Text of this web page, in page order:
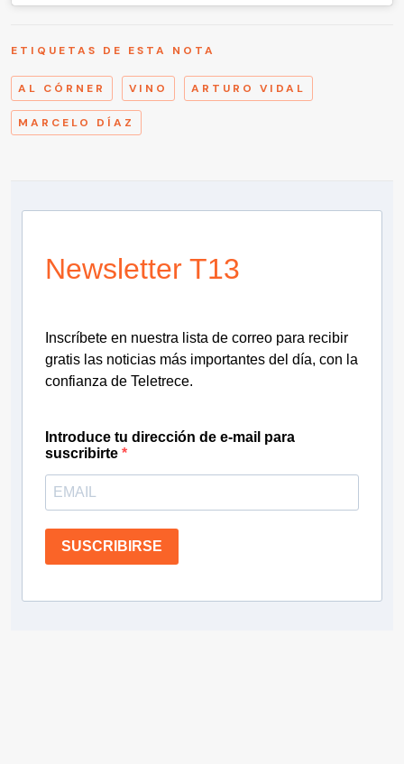
ETIQUETAS DE ESTA NOTA
AL CÓRNER VINO ARTURO VIDAL
MARCELO DÍAZ
Newsletter T13
Inscríbete en nuestra lista de correo para recibir
gratis las noticias más importantes del día, con la
confianza de Teletrece.
Introduce tu dirección de e-mail para
suscribirte
SUSCRIBIRSE